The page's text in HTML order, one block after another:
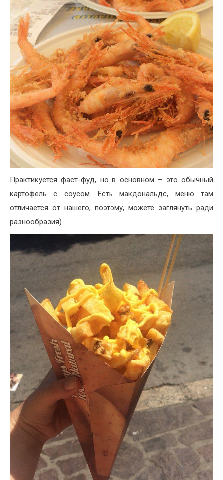
Практикуется фаст-фуд, но в основном – это обычный
картофель с соусом. Есть макдональдс, меню там
отличается от нашего, поэтому, можете заглянуть ради
разнообразия)